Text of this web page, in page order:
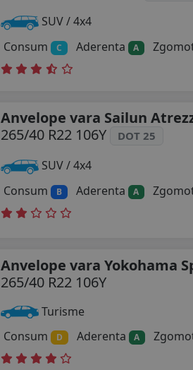
SUV / 4x4
Consum
C Aderenta A
Anvelope vara Sailun
265/40 R22 106Y
DOT 25
SUV / 4x4
Consum
B Aderenta A
Anvelope vara Yokohama
265/40 R22 106Y
Turisme
Consum
D Aderenta A